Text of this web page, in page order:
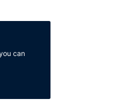
can